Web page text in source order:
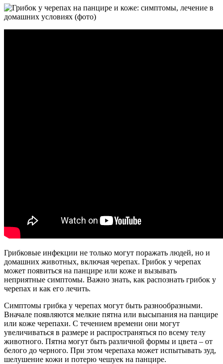
Грибковые инфекции не только могут поражать людей, но и
домашних животных, включая черепах. Грибок у черепах
может появиться на панцире или коже и вызывать
неприятные симптомы. Важно знать, как распознать грибок у
черепах и как его лечить.
Симптомы грибка у черепах могут быть разнообразными.
Вначале появляются мелкие пятна или высыпания на панцире
или коже черепахи. С течением времени они могут
увеличиваться в размере и распространяться по всему телу
животного. Пятна могут быть различной формы и цвета – от
белого до черного. При этом черепаха может испытывать зуд,
шелушение кожи и потерю чешуек на панцире.